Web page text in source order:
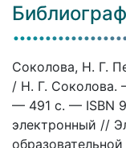
Соколова, Н. Г.
/ Н. Г. Соколова.
— 491 c. — ISBN
электронный //